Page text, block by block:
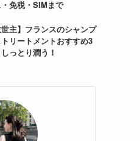
免税・SIMまで
世主】フランスのシャンプ
リートメントおすすめ3
っとり潤う！